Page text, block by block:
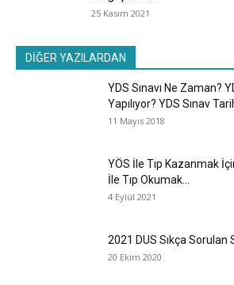
25 Kasım 2021
DİĞER YAZILARDAN
YDS Sınavı Ne Zaman?
Yapılıyor? YDS Sınav
11 Mayıs 2018
YÖS İle Tıp Kazanmak İçin
İle Tıp Okumak...
4 Eylül 2021
2021 DUS Sıkça Sorulan
20 Ekim 2020